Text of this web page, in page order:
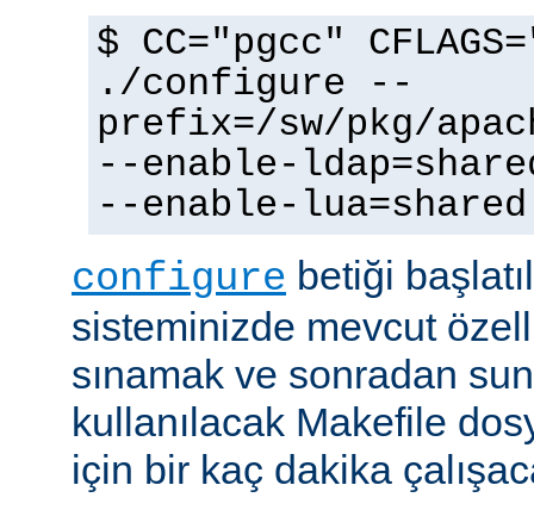
$ CC="pgcc"
./configure --
prefix=/sw/pkg/
--enable-
--enable-lua=shared
configure betiği
sisteminizde mevcut
sınamak ve sonradan
kullanılacak Makefile
için bir kaç dakika